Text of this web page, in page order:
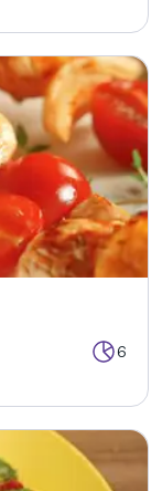
6